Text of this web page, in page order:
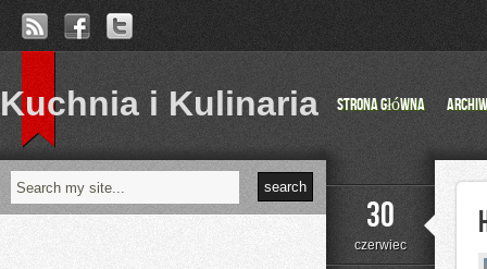
Kuchnia i Kulinaria Strona główna
30
czerwiec